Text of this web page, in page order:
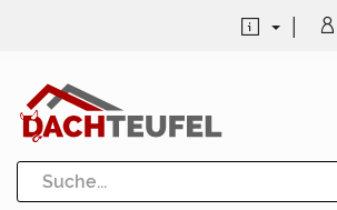
Dachrinne und Fallrohre
Werkzeuge und Löttechnik